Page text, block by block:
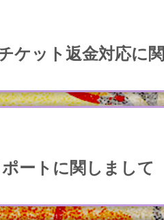
ケット返金対応に
ートに関しまして